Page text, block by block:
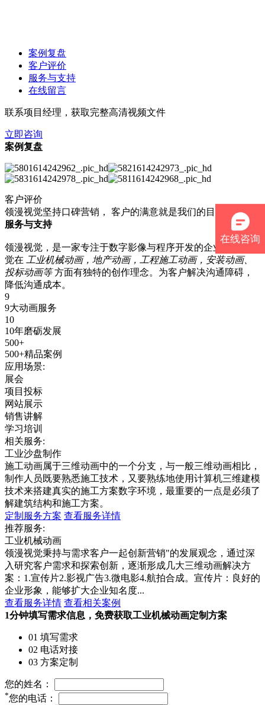
案例复盘
客户评价
服务与支持
在线留言
联系项目经理，获取完整高清视频文件
立即咨询
案例复盘
客户评价
领漫视觉坚持口碑营销， 客户的满意就是我们的目标。
服务与支持
领漫视觉，是一家专注于数字影像与程序开发的企业。领漫视
觉在 工业机械动画，地产动画，工程施工动画，安装动画、
投标动画等方面有独特的创作理念。为客户解决沟通障碍，
降低沟通成本。
9
9大动画服务
10
10年磨砺发展
500+
500+精品案例
应用场景:
展会
项目投标
网站展示
销售讲解
学习培训
相关服务:
工业沙盘制作
施工动画属于三维动画中的一个分支，与一般三维动画相比，
制作人员既要熟悉施工技术，又要熟练地使用计算机三维建模
技术来搭建真实的施工方案数字环境，最重要的一点是必须了
解建筑结构和施工方案。
定制服务方案 查看服务详情
推荐服务:
工业机械动画
领漫视觉秉持与需求客户一起创新营销"的发展观念，通过深
入研究客户需求和探索创新，逐渐形成几大三维动画解决方
案：1.宣传片2.影视广告3.微电影4.航拍合成。宣传片：良好的
企业形象，能够扩大企业知名度...
查看服务详情 查看相关案例
1分钟填写需求信息，免费获取工业机械动画定制方案
01 填写需求
02 电话对接
03 方案定制
您的姓名：
*您的电话：
在线咨询